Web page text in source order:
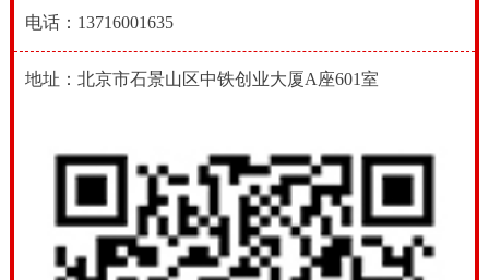
电话：13716001635
地址：北京市石景山区中铁创业大厦A座601室